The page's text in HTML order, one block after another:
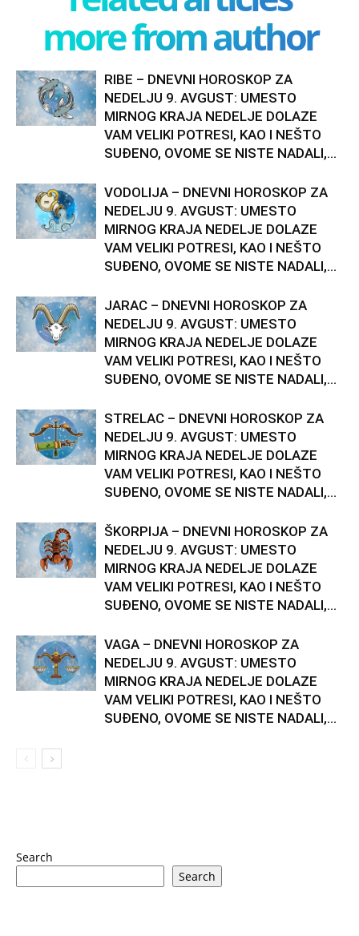
more from author
RIBE – DNEVNI HOROSKOP ZA
NEDELJU 9. AVGUST: UMESTO
MIRNOG KRAJA NEDELJE DOLAZE
VAM VELIKI POTRESI, KAO I NEŠTO
SUĐENO, OVOME SE NISTE NADALI,...
VODOLIJA – DNEVNI HOROSKOP ZA
NEDELJU 9. AVGUST: UMESTO
MIRNOG KRAJA NEDELJE DOLAZE
VAM VELIKI POTRESI, KAO I NEŠTO
SUĐENO, OVOME SE NISTE NADALI,...
JARAC – DNEVNI HOROSKOP ZA
NEDELJU 9. AVGUST: UMESTO
MIRNOG KRAJA NEDELJE DOLAZE
VAM VELIKI POTRESI, KAO I NEŠTO
SUĐENO, OVOME SE NISTE NADALI,...
STRELAC – DNEVNI HOROSKOP ZA
NEDELJU 9. AVGUST: UMESTO
MIRNOG KRAJA NEDELJE DOLAZE
VAM VELIKI POTRESI, KAO I NEŠTO
SUĐENO, OVOME SE NISTE NADALI,...
ŠKORPIJA – DNEVNI HOROSKOP ZA
NEDELJU 9. AVGUST: UMESTO
MIRNOG KRAJA NEDELJE DOLAZE
VAM VELIKI POTRESI, KAO I NEŠTO
SUĐENO, OVOME SE NISTE NADALI,...
VAGA – DNEVNI HOROSKOP ZA
NEDELJU 9. AVGUST: UMESTO
MIRNOG KRAJA NEDELJE DOLAZE
VAM VELIKI POTRESI, KAO I NEŠTO
SUĐENO, OVOME SE NISTE NADALI,...
Search
Search